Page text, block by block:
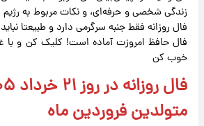
زندگی شخصی و حرفه‌ای، و نکات مربوط به رژیم
فال روزانه فقط جنبه سرگرمی دارد و طبیعتا
فال حافظ امروزت آماده است! کلیک کن و با
خوب کن
متولدین فروردین ماه